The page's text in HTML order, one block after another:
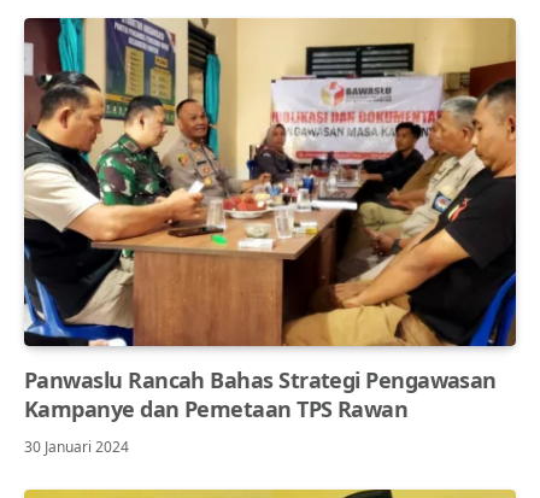
Panwaslu Rancah Bahas Strategi Pengawasan
Kampanye dan Pemetaan TPS Rawan
30 Januari 2024